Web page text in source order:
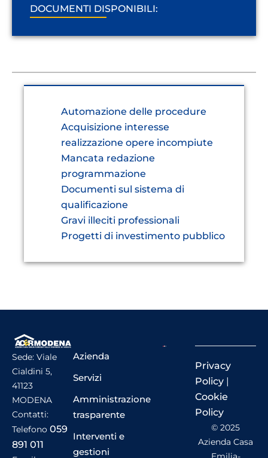
DOCUMENTI DISPONIBILI:
Automazione delle procedure
Acquisizione interesse
realizzazione opere incompiute
Mancata redazione
programmazione
Documenti sul sistema di
qualificazione
Gravi illeciti professionali
Progetti di investimento pubblico
Sede: Viale
Cialdini 5,
41123
MODENA
Contatti:
Telefono 059
891 011
Azienda
Servizi
Amministrazione
trasparente
Interventi e
gestioni
Privacy
Policy |
Cookie
Policy
© 2025
Azienda Casa